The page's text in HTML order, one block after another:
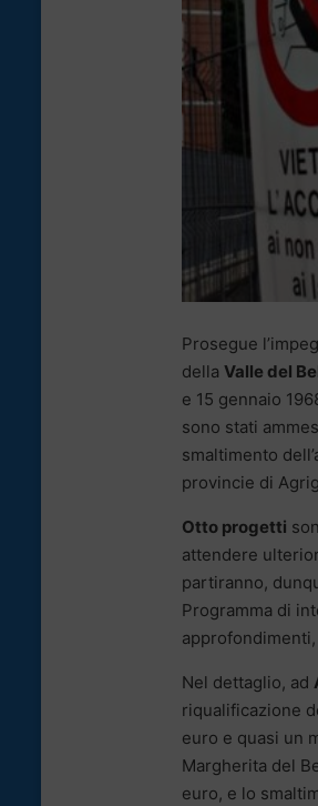
Prosegue
della Valle del
e 15 gennaio
sono stati
smaltimento
provincie di
Otto progetti
attendere
partiranno,
Programma di
Nel dettaglio, ad
riqualificazione
euro e quasi un
Margherita del
euro, e lo